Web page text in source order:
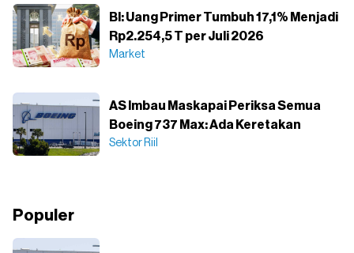
BI: Uang Primer Tumbuh 17,1% Menjadi
Rp2.254,5 T per Juli 2026
Market
AS Imbau Maskapai Periksa Semua
Boeing 737 Max: Ada Keretakan
Sektor Riil
Populer